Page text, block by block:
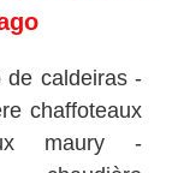
de caldeiras -
chaffoteaux
maury -